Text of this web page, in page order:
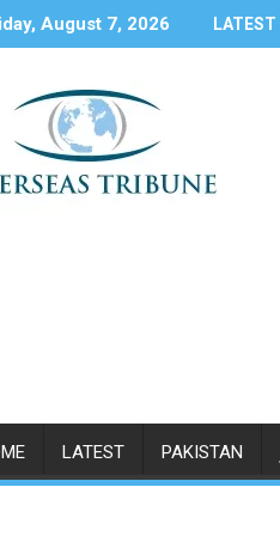
August 7, 2026 LATEST
LATEST PAKISTAN